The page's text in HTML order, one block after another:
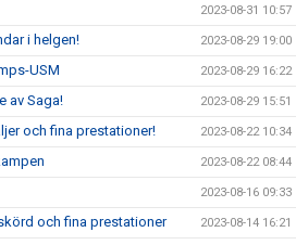
2023-08-31 10:57
i helgen! 2023-08-29 19:00
USM 2023-08-29 16:22
av Saga! 2023-08-29 15:51
och fina prestationer! 2023-08-22 10:34
2023-08-22 08:44
2023-08-16 09:33
och fina prestationer 2023-08-14 16:21